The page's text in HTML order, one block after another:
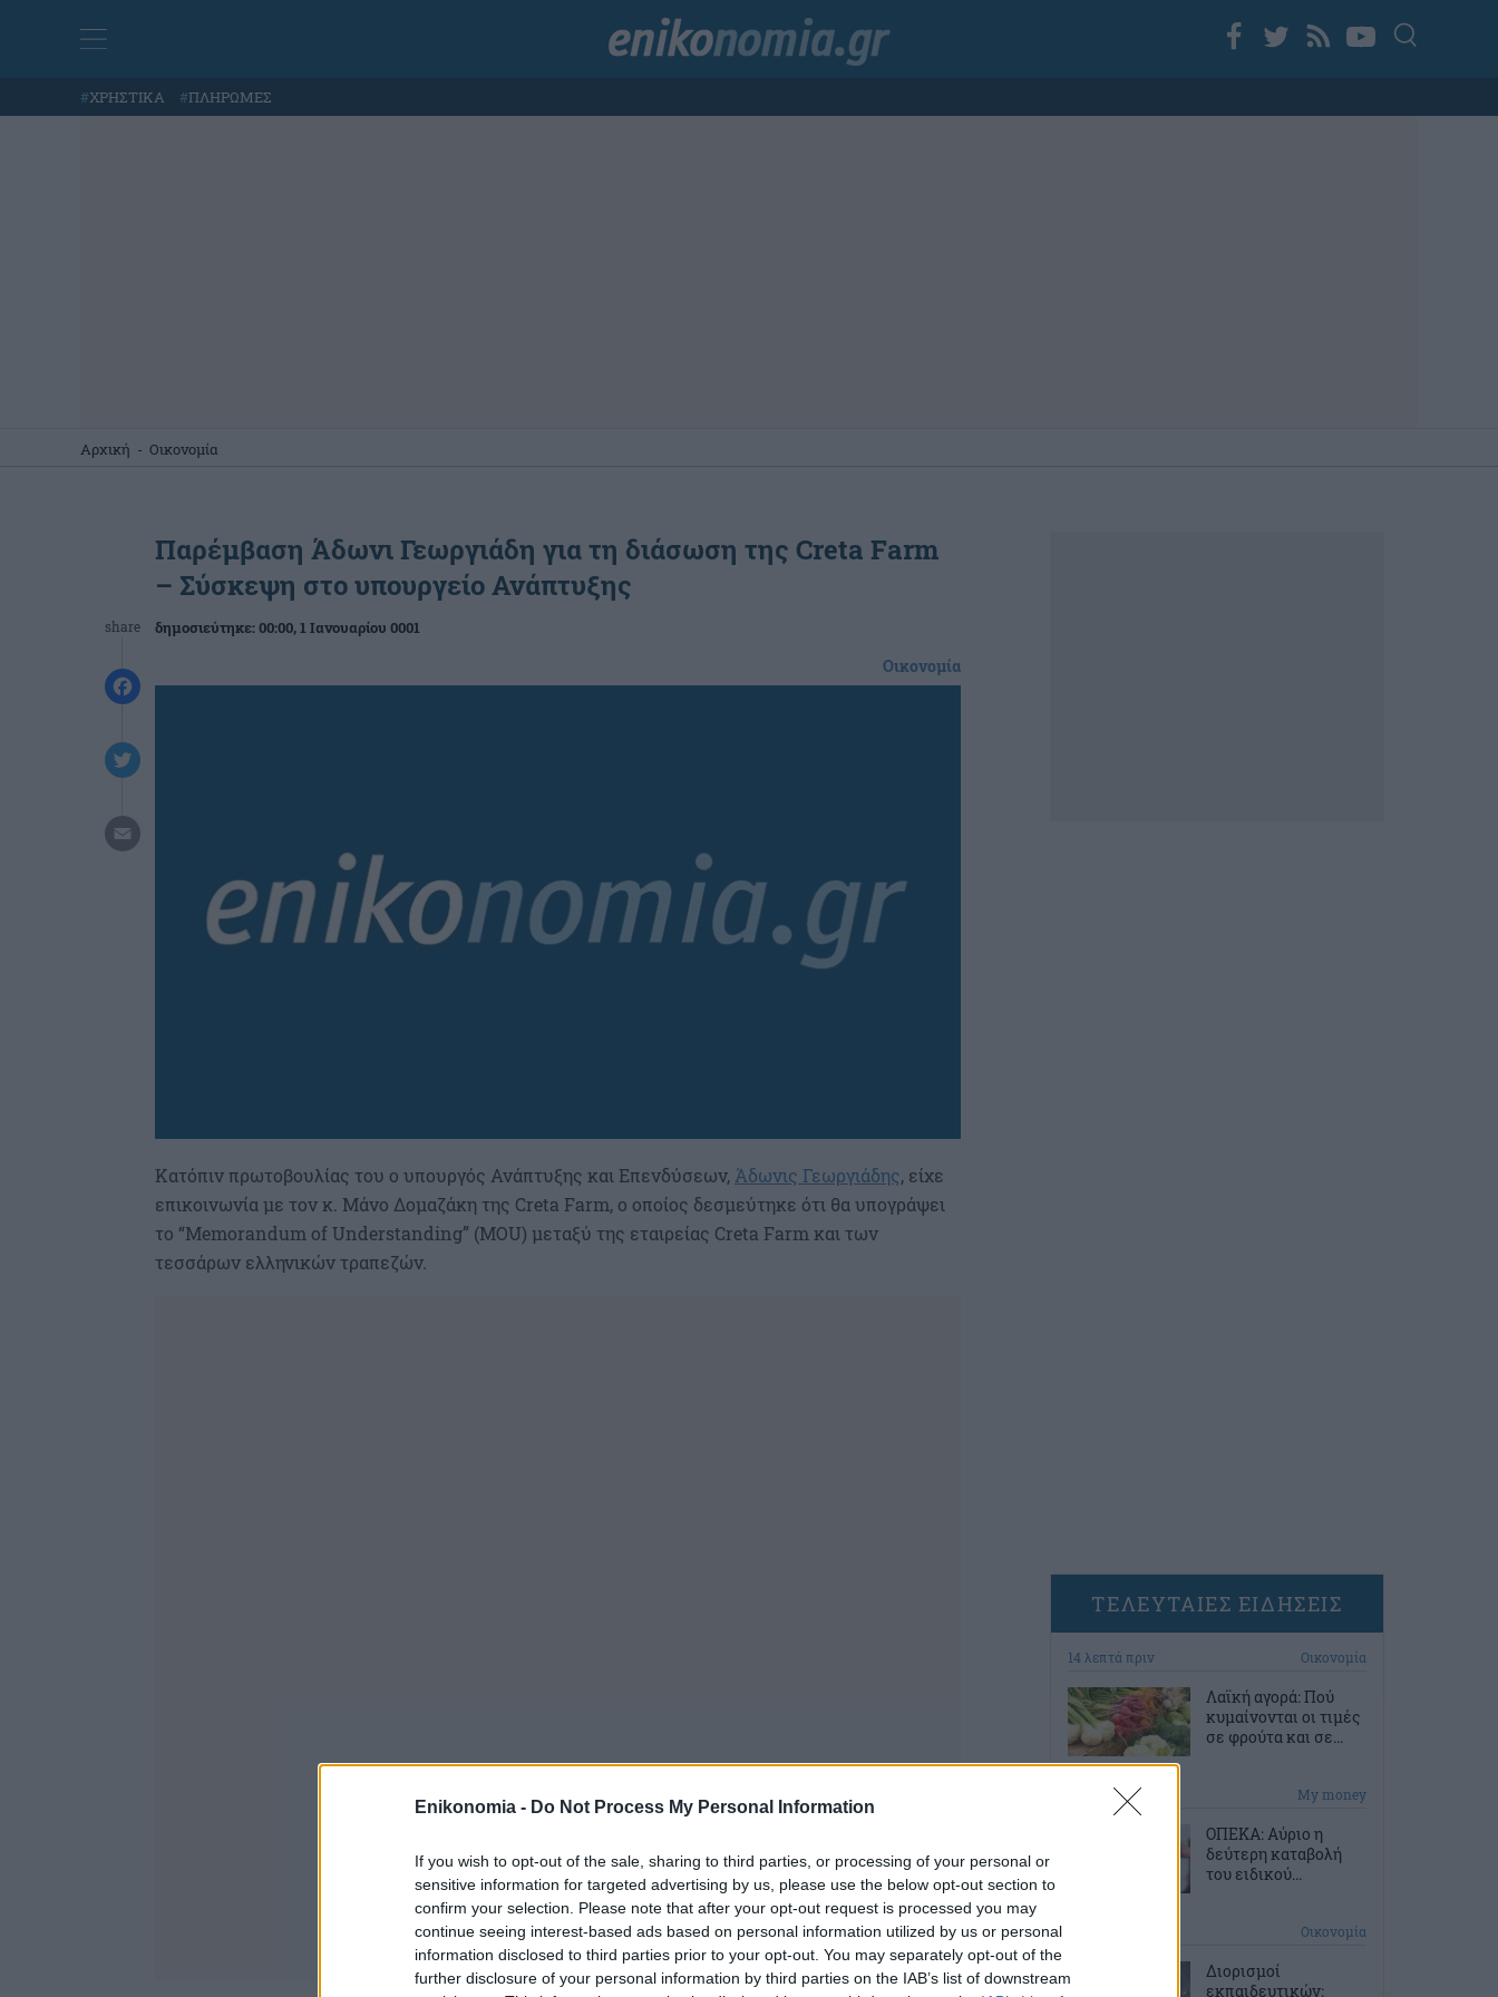
Enikonomia - Do Not Process My Personal Information
If you wish to opt-out of the sale, sharing to third parties, or processing of your personal or
sensitive information for targeted advertising by us, please use the below opt-out section to
confirm your selection. Please note that after your opt-out request is processed you may
continue seeing interest-based ads based on personal information utilized by us or personal
information disclosed to third parties prior to your opt-out. You may separately opt-out of the
further disclosure of your personal information by third parties on the IAB’s list of downstream
#ΧΡΗΣΤΙΚΑ #ΠΛΗΡΩΜΕΣ
Αρχική - Οικονομία
share
Παρέμβαση Άδωνι Γεωργιάδη για τη διάσωση της Creta Farm
– Σύσκεψη στο υπουργείο Ανάπτυξης
δημοσιεύτηκε:00:00, 1 Ιανουαρίου 0001
Οικονομία
Κατόπιν πρωτοβουλίας του ο υπουργός Ανάπτυξης και Επενδύσεων, Άδωνις Γεωργιάδης, είχε
επικοινωνία με τον κ. Μάνο Δομαζάκη της Creta Farm, ο οποίος δεσμεύτηκε ότι θα υπογράψει
το “Memorandum of Understanding” (MOU) μεταξύ της εταιρείας Creta Farm και των
τεσσάρων ελληνικών τραπεζών.
ΤΕΛΕΥΤΑΙΕΣ ΕΙΔΗΣΕΙΣ
14 λεπτά πριν Οικονομία
Λαϊκή αγορά: Πού
κυμαίνονται οι τιμές
σε φρούτα και σε...
44 λεπτά πριν My money
ΟΠΕΚΑ: Αύριο η
δεύτερη καταβολή
του ειδικού...
Οικονομία
Διορισμοί
εκπαιδευτικών: